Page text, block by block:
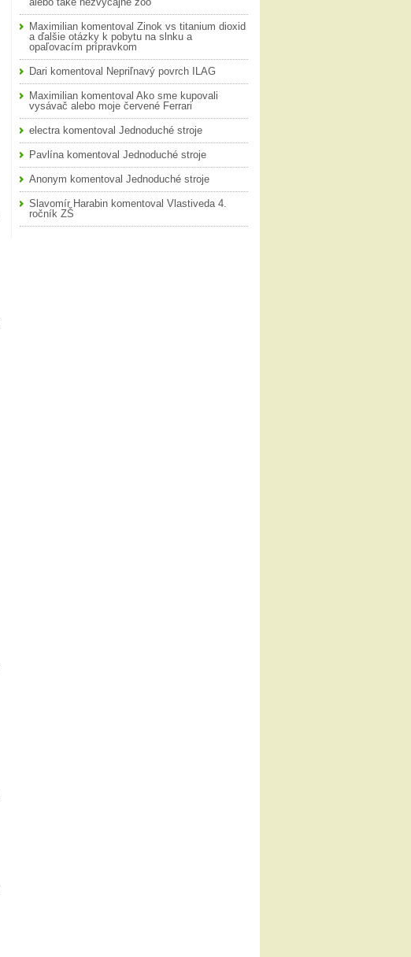
Maximilian komentoval Zinok vs titanium dioxid
a ďalšie otázky k pobytu na slnku a
opaľovacím prípravkom
Dari komentoval Nepriľnavý povrch ILAG
Maximilian komentoval Ako sme kupovali
vysávač alebo moje červené Ferrari
electrakomentoval Jednoduché stroje
Pavlínakomentoval Jednoduché stroje
Anonym komentoval Jednoduché stroje
Slavomír Harabin komentoval Vlastiveda 4.
ročník ZŠ